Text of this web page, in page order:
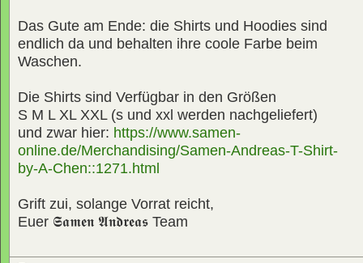
Das Gute am Ende: die Shirts und Hoodies sind
endlich da und behalten ihre coole Farbe beim
Waschen.
Die Shirts sind Verfügbar in den Größen
S M L XL XXL (s und xxl werden nachgeliefert)
und zwar hier: https://www.samen-
online.de/Merchandising/Samen-Andreas-T-Shirt-
by-A-Chen::1271.html
Grift zui, solange Vorrat reicht,
Euer 𝕾𝖆𝖒𝖊𝖓 𝕬𝖓𝖉𝖗𝖊𝖆𝖘 Team